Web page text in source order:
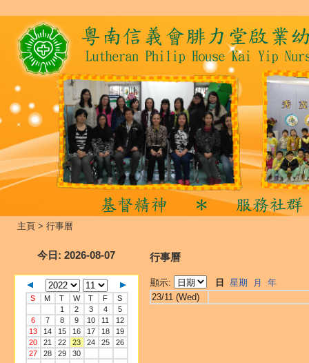
主頁 > 行事曆
今日 : 2026-08-07
S M T W T F
S
1
2 3 4
5
6
7 8 9 10 11
12
13
14 15 16 17 18
19
20
21 22 23 24 25
26
27
28 29 30
行事曆
顯示: 日 星期 月
年
23/11 (Wed)